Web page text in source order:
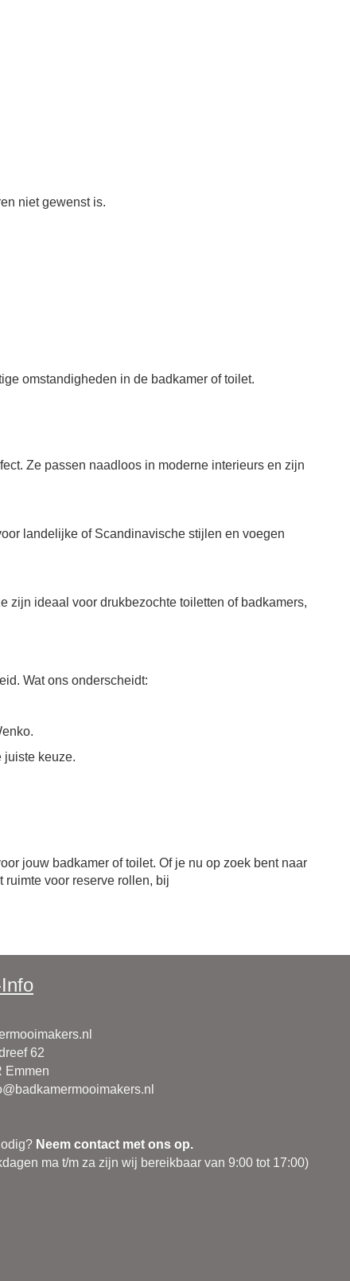
niet gewenst is.
omstandigheden in de badkamer of toilet.
Ze passen naadloos in moderne interieurs en zijn
landelijke of Scandinavische stijlen en voegen
zijn ideaal voor drukbezochte toiletten of badkamers,
Wat ons onderscheidt:
juiste keuze.
jouw badkamer of toilet. Of je nu op zoek bent naar
ruimte voor reserve rollen, bij
62
Emmen
Neem contact met ons op.
ma t/m za zijn wij bereikbaar van 9:00 tot 17:00)